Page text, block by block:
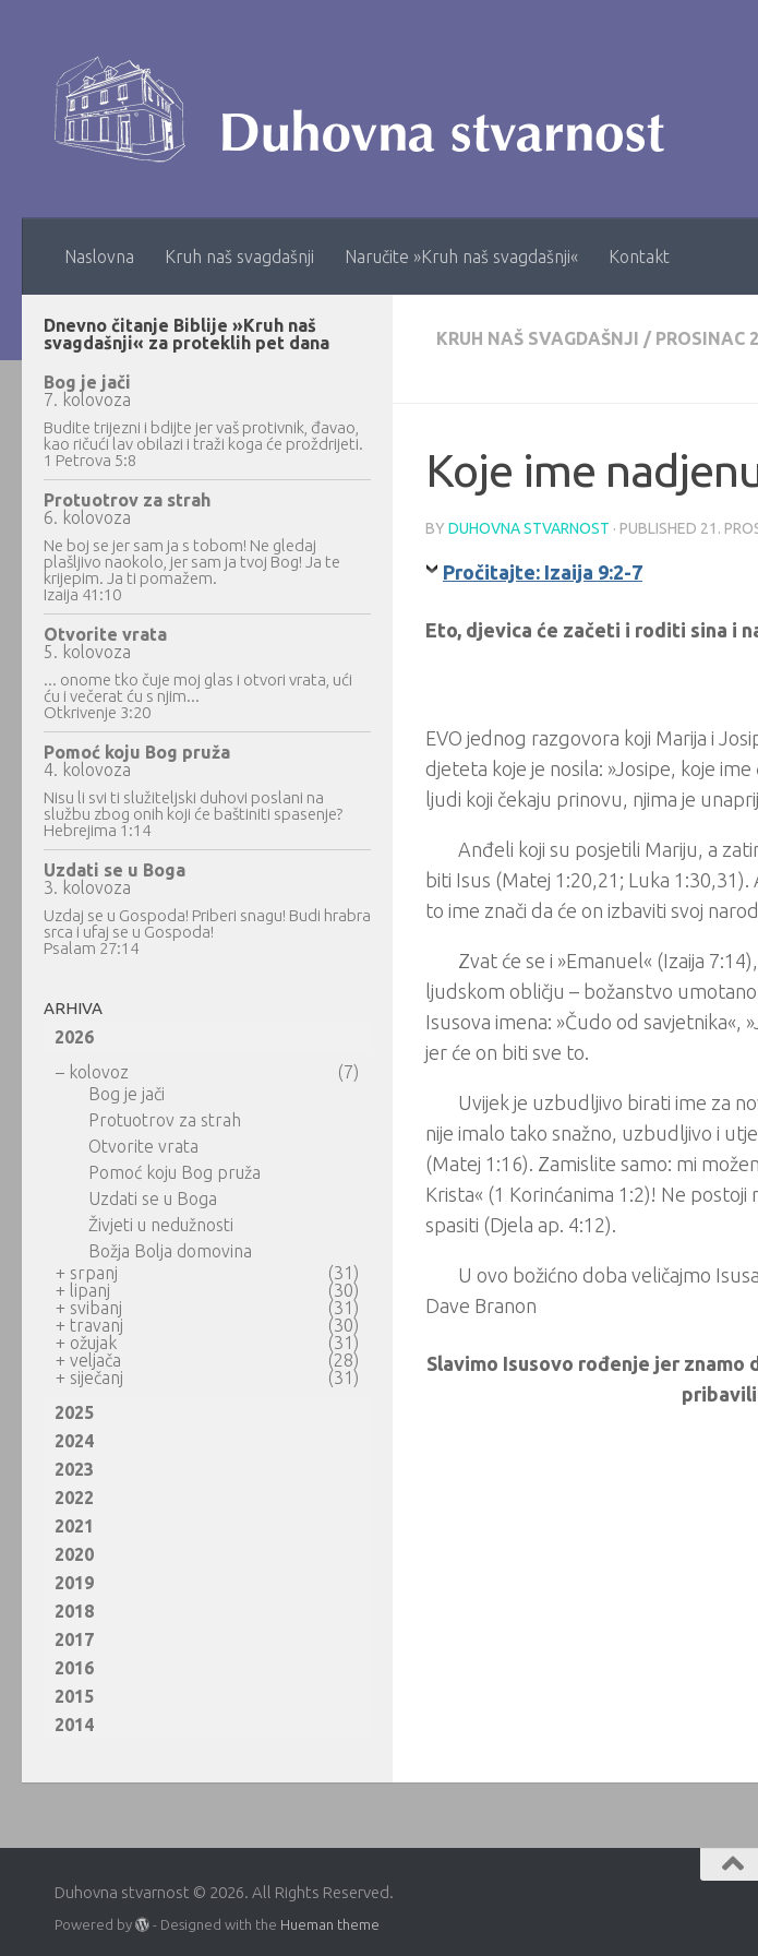
Naslovna Kruh naš svagdašnji Naručite »Kruh naš svagdašnji« Kontakt
KRUH NAŠ SVAGDAŠNJI / PROSINAC
Koje ime
BY DUHOVNA STVARNOST · PUBLISHED 21.
Pročitajte: Izaija 9:2-7
Eto, djevica će začeti i roditi sina i
EVO jednog razgovora koji Marija i
djeteta koje je nosila: »Josipe, koje
ljudi koji čekaju prinovu, njima je
Anđeli koji su posjetili Mariju, a
biti Isus (Matej 1:20,21; Luka
to ime znači da će on izbaviti svoj
Zvat će se i »Emanuel« (Izaija
ljudskom obličju – božanstvo
Isusova imena: »Čudo od savjetnika«,
jer će on biti sve to.
Uvijek je uzbudljivo birati ime za
nije imalo tako snažno, uzbudljivo i
(Matej 1:16). Zamislite samo: mi
Krista« (1 Korinćanima 1:2)! Ne
spasiti (Djela ap. 4:12).
U ovo božićno doba veličajmo
Dave Branon
Slavimo Isusovo rođenje jer znamo
Dnevno čitanje Biblije »Kruh naš
svagdašnji« za proteklih pet dana
Bog je jači
7. kolovoza
Budite trijezni i bdijte jer vaš protivnik, đavao,
kao ričući lav obilazi i traži koga će proždrijeti.
1 Petrova 5:8
Protuotrov za strah
6. kolovoza
Ne boj se jer sam ja s tobom! Ne gledaj
plašljivo naokolo, jer sam ja tvoj Bog! Ja te
krijepim. Ja ti pomažem.
Izaija 41:10
Otvorite vrata
5. kolovoza
... onome tko čuje moj glas i otvori vrata, ući
ću i večerat ću s njim...
Otkrivenje 3:20
Pomoć koju Bog pruža
4. kolovoza
Nisu li svi ti služiteljski duhovi poslani na
službu zbog onih koji će baštiniti spasenje?
Hebrejima 1:14
Uzdati se u Boga
3. kolovoza
Uzdaj se u Gospoda! Priberi snagu! Budi hrabra
srca i ufaj se u Gospoda!
Psalam 27:14
ARHIVA
2026
– kolovoz
(7)
Bog je jači
Protuotrov za strah
Otvorite vrata
Pomoć koju Bog pruža
Uzdati se u Boga
Živjeti u nedužnosti
Božja Bolja domovina
+ srpanj
(31)
+ lipanj
(30)
+ svibanj
(31)
+ travanj
(30)
+ ožujak
(31)
+ veljača
(28)
+ siječanj
(31)
2025
2024
2023
2022
2021
2020
2019
2018
2017
2016
2015
2014
Duhovna stvarnost © 2026. All Rights Reserved.
Powered by - Designed with the Hueman theme